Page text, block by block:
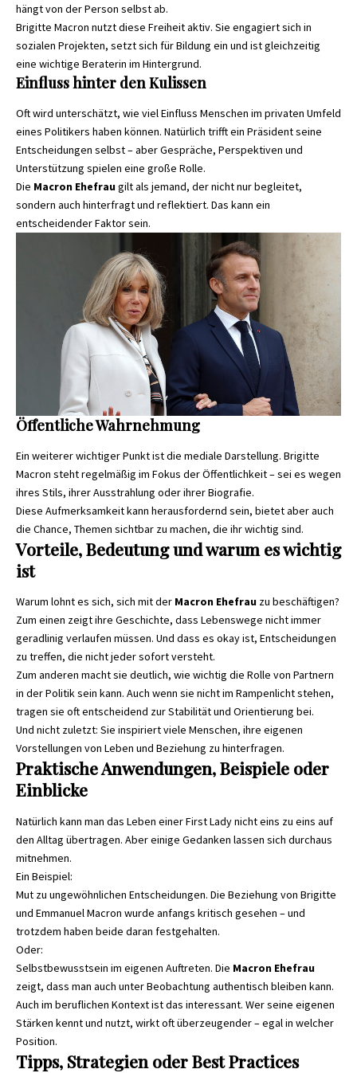
hängt von der Person selbst ab.
Brigitte Macron nutzt diese Freiheit aktiv. Sie engagiert sich in
sozialen Projekten, setzt sich für Bildung ein und ist gleichzeitig
eine wichtige Beraterin im Hintergrund.
Einfluss hinter den Kulissen
Oft wird unterschätzt, wie viel Einfluss Menschen im privaten Umfeld
eines Politikers haben können. Natürlich trifft ein Präsident seine
Entscheidungen selbst – aber Gespräche, Perspektiven und
Unterstützung spielen eine große Rolle.
Die Macron Ehefraugilt als jemand, der nicht nur begleitet,
sondern auch hinterfragt und reflektiert. Das kann ein
entscheidender Faktor sein.
Öffentliche Wahrnehmung
Ein weiterer wichtiger Punkt ist die mediale Darstellung. Brigitte
Macron steht regelmäßig im Fokus der Öffentlichkeit – sei es wegen
ihres Stils, ihrer Ausstrahlung oder ihrer Biografie.
Diese Aufmerksamkeit kann herausfordernd sein, bietet aber auch
die Chance, Themen sichtbar zu machen, die ihr wichtig sind.
Vorteile, Bedeutung und warum es wichtig
ist
Warum lohnt es sich, sich mit der Macron Ehefrau zu beschäftigen?
Zum einen zeigt ihre Geschichte, dass Lebenswege nicht immer
geradlinig verlaufen müssen. Und dass es okay ist, Entscheidungen
zu treffen, die nicht jeder sofort versteht.
Zum anderen macht sie deutlich, wie wichtig die Rolle von Partnern
in der Politik sein kann. Auch wenn sie nicht im Rampenlicht stehen,
tragen sie oft entscheidend zur Stabilität und Orientierung bei.
Und nicht zuletzt: Sie inspiriert viele Menschen, ihre eigenen
Vorstellungen von Leben und Beziehung zu hinterfragen.
Praktische Anwendungen, Beispiele oder
Einblicke
Natürlich kann man das Leben einer First Lady nicht eins zu eins auf
den Alltag übertragen. Aber einige Gedanken lassen sich durchaus
mitnehmen.
Ein Beispiel:
Mut zu ungewöhnlichen Entscheidungen. Die Beziehung von Brigitte
und Emmanuel Macron wurde anfangs kritisch gesehen – und
trotzdem haben beide daran festgehalten.
Oder:
Selbstbewusstsein im eigenen Auftreten. Die Macron Ehefrau
zeigt, dass man auch unter Beobachtung authentisch bleiben kann.
Auch im beruflichen Kontext ist das interessant. Wer seine eigenen
Stärken kennt und nutzt, wirkt oft überzeugender – egal in welcher
Position.
Tipps, Strategien oder Best Practices